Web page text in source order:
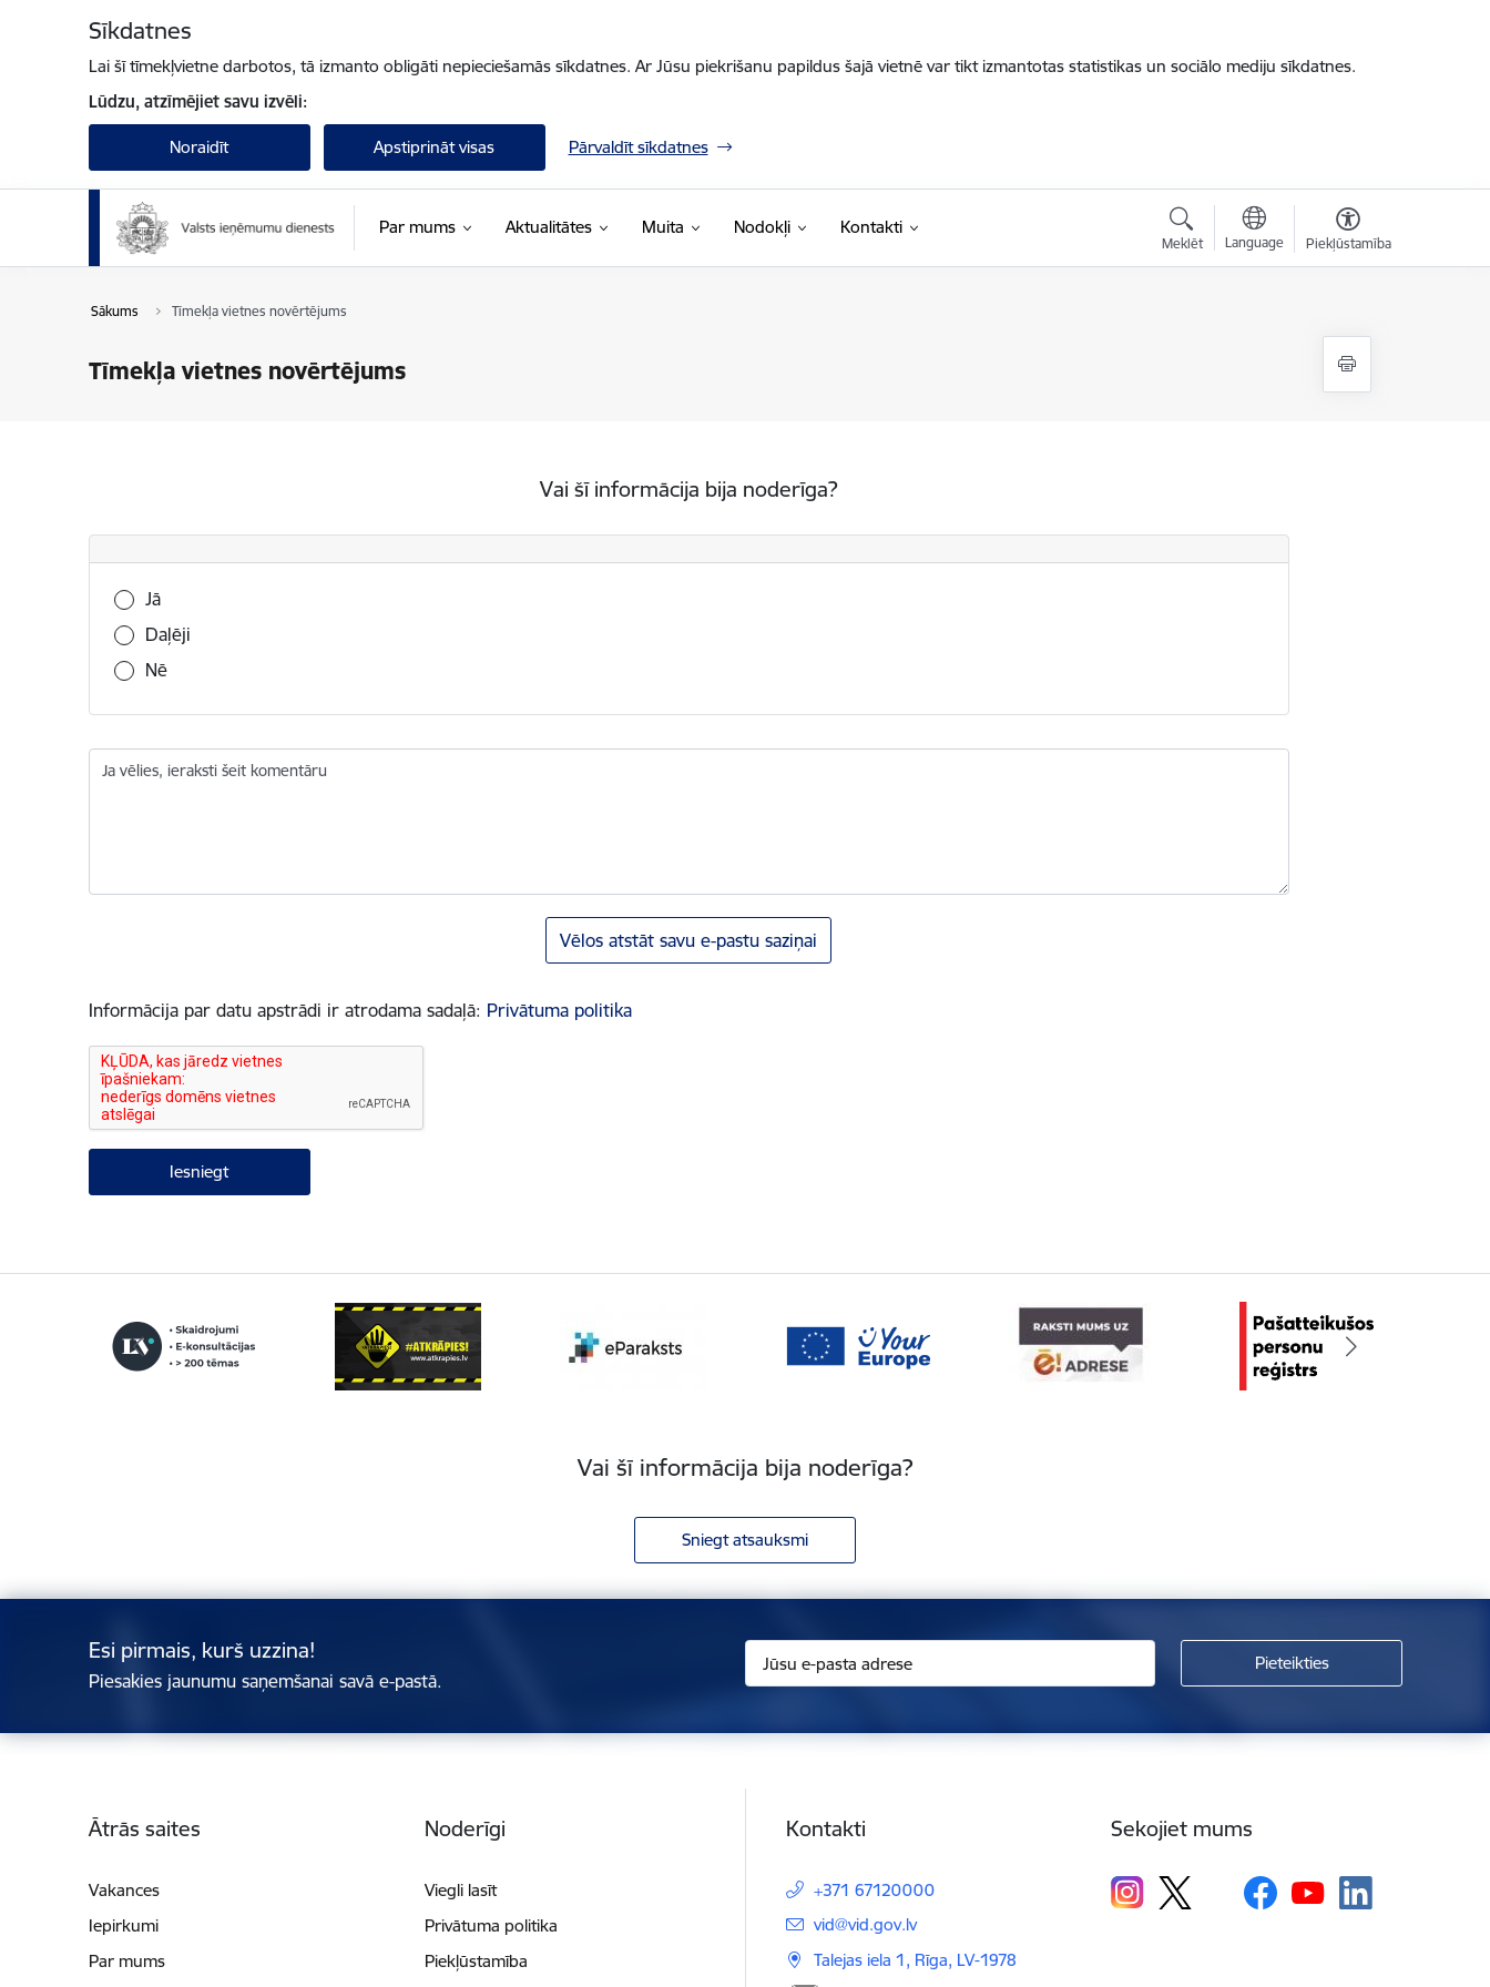
Sīkdatnes
Lai šī tīmekļvietne darbotos, tā izmanto obligāti nepieciešamās sīkdatnes. Ar Jūsu piekrišanu papildus šajā vietnē var tikt izmantotas statistikas un sociālo mediju sīkdatnes.
Lūdzu, atzīmējiet savu izvēli:
Noraidīt Apstiprināt visas Pārvaldīt sīkdatnes
Par mums Aktualitātes Muita Nodokļi Kontakti
Meklēt Language Piekļūstamība
Sākums Tīmekļa vietnes novērtējums
Tīmekļa vietnes novērtējums
Vai šī informācija bija noderīga?
Vai šī informācija bija noderīga?
Jā
Daļēji
Nē
Ja vēlies, ieraksti šeit komentāru
Vēlos atstāt savu e-pastu saziņai
Informācija par datu apstrādi ir atrodama sadaļā: Privātuma politika
Vai šī informācija bija noderīga?
Sniegt atsauksmi
Esi pirmais, kurš uzzina!
Piesakies jaunumu saņemšanai savā e-pastā.
Ātrās saites
Vakances
Iepirkumi
Par mums
Noderīgi
Viegli lasīt
Privātuma politika
Piekļūstamība
Kontakti
+371 67120000
E-pasts:
vid@vid.gov.lv
Talejas iela 1, Rīga, LV-1978
Sekojiet mums